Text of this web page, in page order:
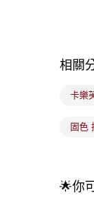
相關
卡樂
固色
🌟你